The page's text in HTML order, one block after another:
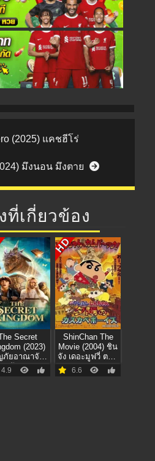
(2025) แคชฮีโร่
มึงนอน มึงตาย
เกี่ยวข้อง
Secret
(2023)
ยอาณาจักร
มังกร
4.9
HD
ShinChan The
Movie (2004) ชิน
จัง เดอะมูฟวี่ ตอน
บุกแดนคาวบอย
6.6